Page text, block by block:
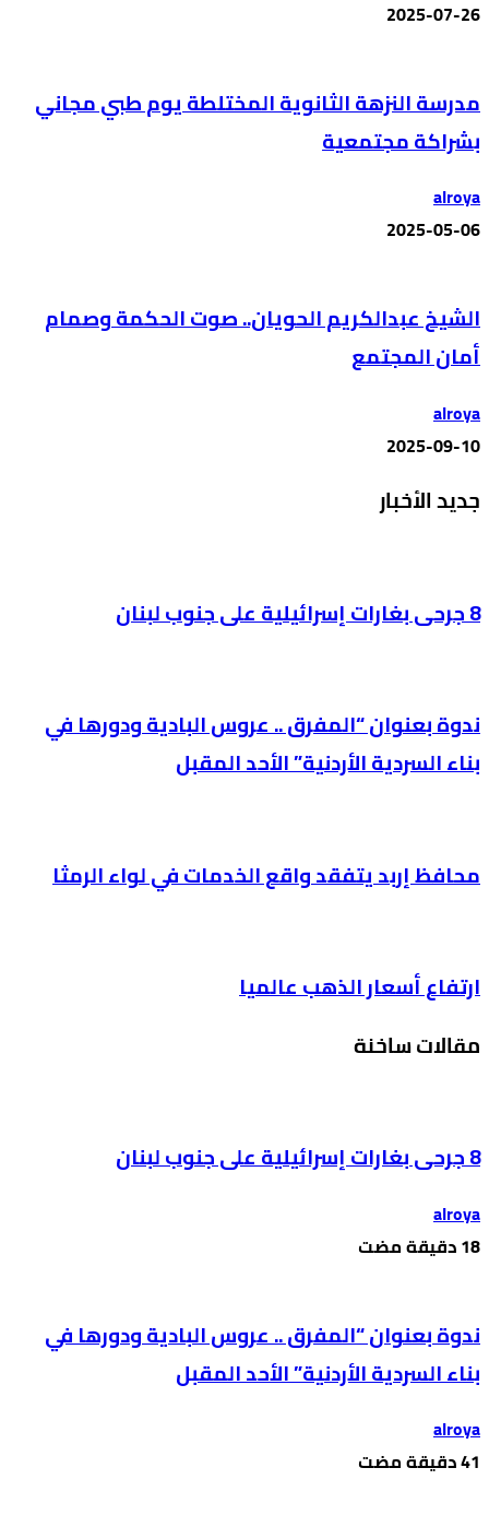
2025-07-26
مدرسة النزهة الثانوية المختلطة يوم طبي مجاني
بشراكة مجتمعية
alroya
2025-05-06
الشيخ عبدالكريم الحويان.. صوت الحكمة وصمام
أمان المجتمع
alroya
2025-09-10
جديد الأخبار
8 جرحى بغارات إسرائيلية على جنوب لبنان
ندوة بعنوان “المفرق .. عروس البادية ودورها في
بناء السردية الأردنية” الأحد المقبل
محافظ إربد يتفقد واقع الخدمات في لواء الرمثا
ارتفاع أسعار الذهب عالميا
مقالات ساخنة
8 جرحى بغارات إسرائيلية على جنوب لبنان
alroya
ندوة بعنوان “المفرق .. عروس البادية ودورها في
بناء السردية الأردنية” الأحد المقبل
alroya